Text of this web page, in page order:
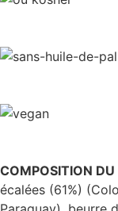
COMPOSITION
écalées (61%)